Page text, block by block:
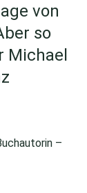
von
so
–